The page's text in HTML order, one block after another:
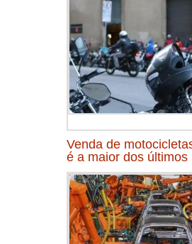
Venda de
é a maior dos últimos